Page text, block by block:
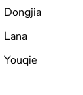
Dongjia
Lana
Youqie